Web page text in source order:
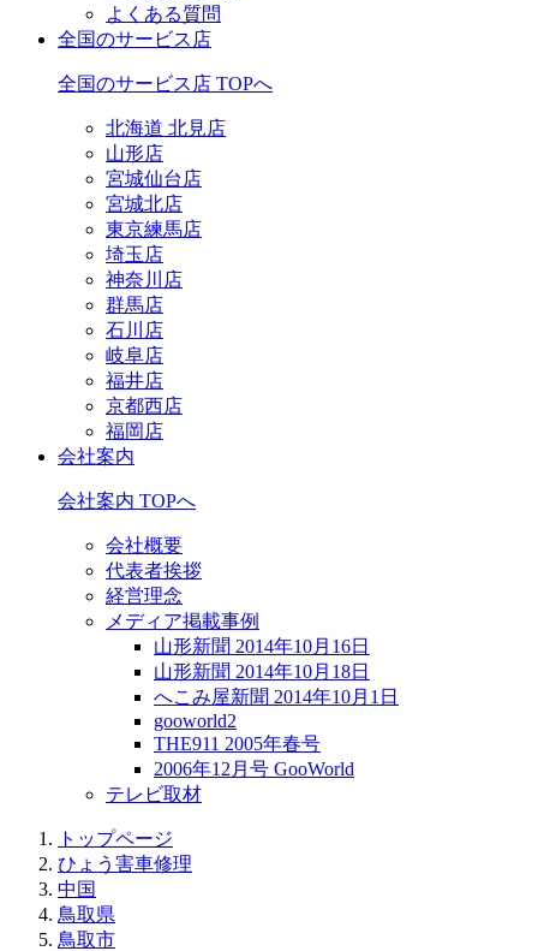
よくある質問
全国のサービス店
全国のサービス店 TOPへ
北海道 北見店
山形店
宮城仙台店
宮城北店
東京練馬店
埼玉店
神奈川店
群馬店
石川店
岐阜店
福井店
京都西店
福岡店
会社案内
会社案内 TOPへ
会社概要
代表者挨拶
経営理念
メディア掲載事例
山形新聞 2014年10月16日
山形新聞 2014年10月18日
へこみ屋新聞 2014年10月1日
gooworld2
THE911 2005年春号
2006年12月号 GooWorld
テレビ取材
トップページ
ひょう害車修理
中国
鳥取県
鳥取市